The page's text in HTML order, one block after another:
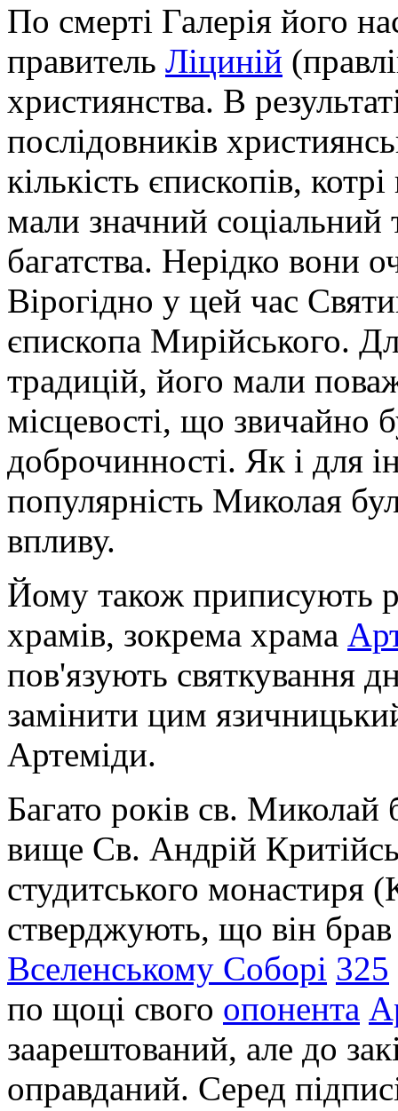
По смерті Галерія його
правитель Ліциній
християнства. В
послідовників
кількість єпископів,
мали значний соціальний
багатства. Нерідко вони
Вірогідно у цей час
єпископа Мирійського.
традицій, його мали
місцевості, що звичайно
доброчинності. Як і для
популярність Миколая
впливу.
Йому також приписують
храмів, зокрема храма
пов'язують святкування
замінити цим
Артеміди.
Багато років св.
вище Св. Андрій
студитського монастиря
стверджують, що він
Вселенському Соборі 325
по щоці свого опонента
заарештований, але до
оправданий. Серед